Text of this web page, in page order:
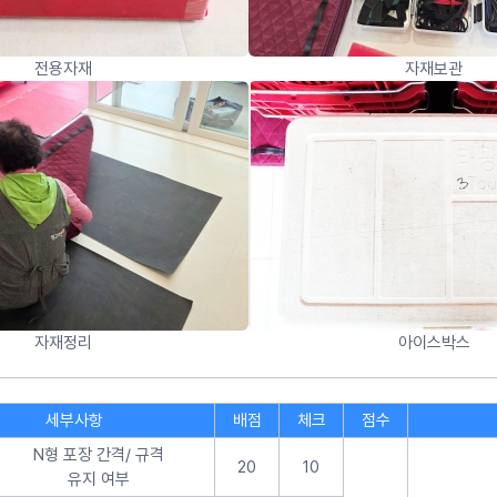
전용자재 자재보관
자재정리 아이스박스
세부사항 배점 체크
점수
N형 포장 간격/ 규격
유지 여부
20 10